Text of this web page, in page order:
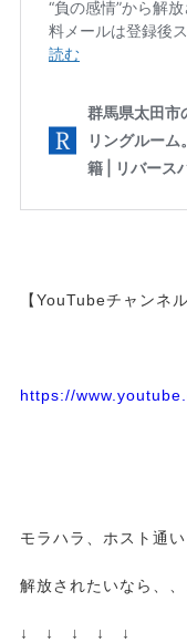
【YouTubeチャンネル
https://
モラハラ、ホスト通
解放されたいなら、、
↓ ↓ ↓ ↓ ↓